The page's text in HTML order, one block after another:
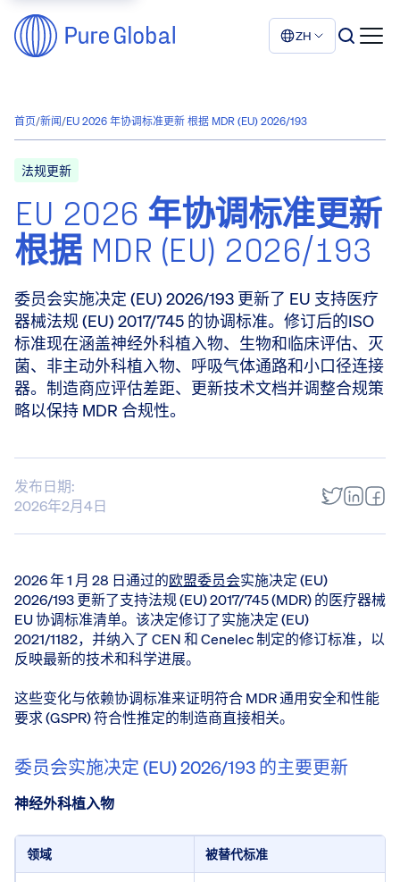
ZH
首页/新闻/EU 2026 年协调标准更新 根据 MDR (EU) 2026/193
法规更新
EU 2026 年协调标准更新
根据 MDR (EU) 2026/193
委员会实施决定 (EU) 2026/193 更新了 EU 支持医疗
器械法规 (EU) 2017/745 的协调标准。修订后的ISO
标准现在涵盖神经外科植入物、生物和临床评估、灭
菌、非主动外科植入物、呼吸气体通路和小口径连接
器。制造商应评估差距、更新技术文档并调整合规策
略以保持 MDR 合规性。
发布日期:
2026年2月4日
2026 年 1 月 28 日通过的欧盟委员会实施决定 (EU)
2026/193 更新了支持法规 (EU) 2017/745 (MDR) 的医疗器械
EU 协调标准清单。该决定修订了实施决定 (EU)
2021/1182，并纳入了 CEN 和 Cenelec 制定的修订标准，以
反映最新的技术和科学进展。
这些变化与依赖协调标准来证明符合 MDR 通用安全和性能
要求 (GSPR) 符合性推定的制造商直接相关。
委员会实施决定 (EU) 2026/193 的主要更新
神经外科植入物
领域 被替代标准